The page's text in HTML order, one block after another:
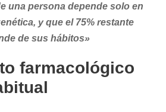
una persona depende solo en
y que el 75% restante
de sus hábitos»
farmacológico